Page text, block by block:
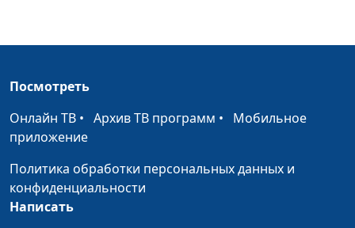
О чем говорят книги
Юлия Синицына,
перевода Библии
Пятикнижие Моисеево
Юлия Синицына,
Посмотреть
Онлайн ТВ • Архив ТВ программ • Мобильное
приложение
Политика обработки персональных данных и
конфиденциальности
Написать